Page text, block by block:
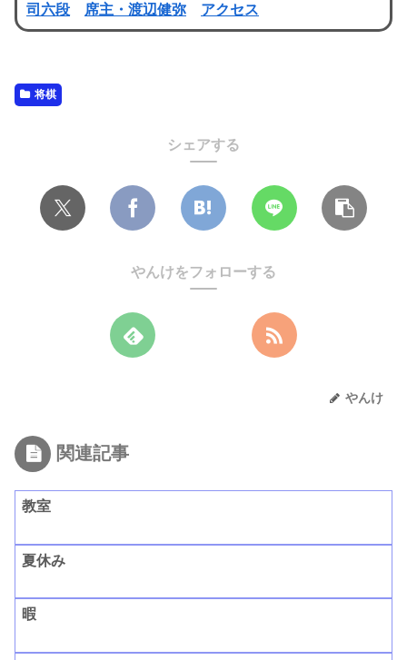
司六段
席主・渡辺健弥 アクセス
将棋
シェアする
やんけをフォローする
やんけ
関連記事
教室
夏休み
暇